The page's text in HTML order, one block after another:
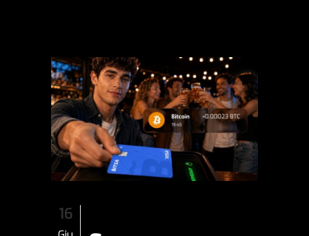
16